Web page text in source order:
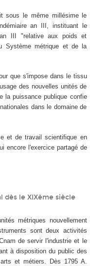
sous le même millésime le
an III, instituant le
III "relative aux poids et
Système métrique et de la
que s'impose dans le tissu
des nouvelles unités de
la puissance publique confie
dans le domaine de
et de travail scientifique en
encore l'exercice partagé de
dès le XIXème siècle
métriques nouvellement
sont deux activités
de servir l'industrie et le
à disposition du public des
et métiers. Dès 1795 A.